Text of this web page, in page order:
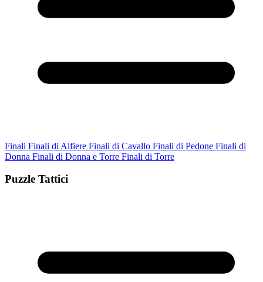
Finali Finali di Alfiere Finali di Cavallo Finali di Pedone Finali di
Donna Finali di Donna e Torre Finali di Torre
Puzzle Tattici